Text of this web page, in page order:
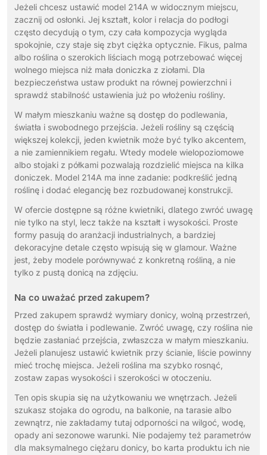
Jeżeli chcesz ustawić model 214A w widocznym miejscu,
zacznij od osłonki. Jej kształt, kolor i relacja do podłogi
często decydują o tym, czy cała kompozycja wygląda
spokojnie, czy staje się zbyt ciężka optycznie. Fikus, palma
albo roślina o szerokich liściach mogą potrzebować więcej
wolnego miejsca niż mała doniczka z ziołami. Dla
bezpieczeństwa ustaw produkt na równej powierzchni i
sprawdź stabilność ustawienia już po włożeniu rośliny.
W małym mieszkaniu ważne są dostęp do podlewania,
światła i swobodnego przejścia. Jeżeli rośliny są częścią
większej kolekcji, jeden kwietnik może być tylko akcentem,
a nie zamiennikiem regału. Wtedy modele wielopoziomowe
albo stojaki z półkami pozwalają rozdzielić miejsca na kilka
doniczek. Model 214A ma inne zadanie: podkreślić jedną
roślinę i dodać elegancję bez rozbudowanej konstrukcji.
W ofercie dostępne są różne kwietniki, dlatego zwróć uwagę
nie tylko na styl, lecz także na kształt i wysokości. Proste
formy pasują do aranżacji industrialnych, a bardziej
dekoracyjne detale często wpisują się w glamour. Ważne
jest, żeby modele porównywać z konkretną rośliną, a nie
tylko z pustą donicą na zdjęciu.
Na co uważać przed zakupem?
Przed zakupem sprawdź wymiary donicy, wolną przestrzeń,
dostęp do światła i podlewanie. Zwróć uwagę, czy roślina nie
będzie zasłaniać przejścia, zwłaszcza w małym mieszkaniu.
Jeżeli planujesz ustawić kwietnik przy ścianie, liście powinny
mieć trochę miejsca. Jeżeli roślina ma szybko rosnąć,
zostaw zapas wysokości i szerokości w otoczeniu.
Ten opis skupia się na użytkowaniu we wnętrzach. Jeżeli
szukasz stojaka do ogrodu, na balkonie, na tarasie albo
zewnątrz, nie zakładamy tutaj odporności na wilgoć, wodę,
opady ani sezonowe warunki. Nie podajemy też parametrów
dla maksymalnego ciężaru donicy, bo karta produktu ich nie